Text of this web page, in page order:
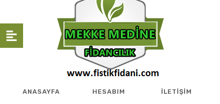
ANASAYFA HESABIM İLETİŞİM